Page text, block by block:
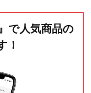
で人気商品の
！